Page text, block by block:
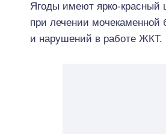
Ягоды имеют ярко-красный
при лечении мочекаменной
и нарушений в работе ЖКТ.